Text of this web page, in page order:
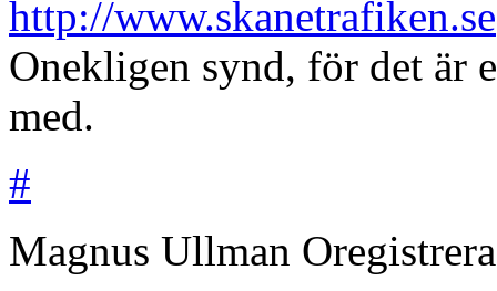
http://www.skanetrafiken.se
Onekligen synd, för det är
med.
#
Magnus Ullman